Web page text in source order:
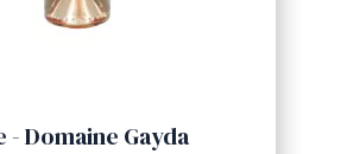
- Domaine Gayda